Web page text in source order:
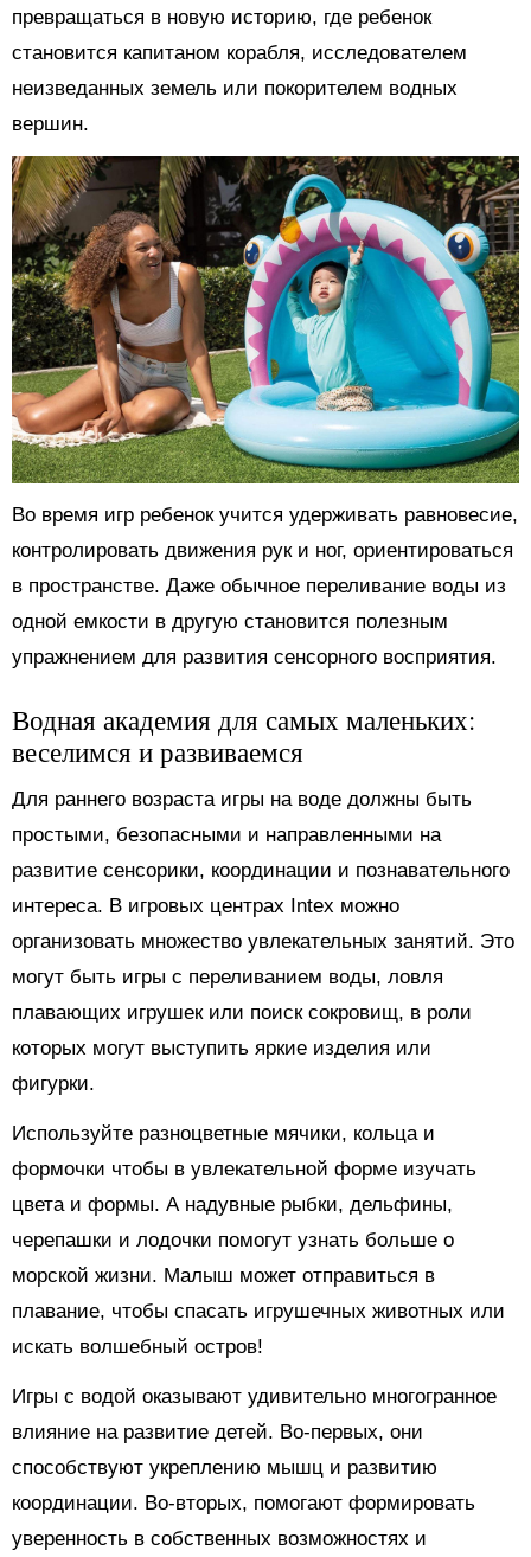
превращаться в новую историю, где ребенок
становится капитаном корабля, исследователем
неизведанных земель или покорителем водных
вершин.
Во время игр ребенок учится удерживать равновесие,
контролировать движения рук и ног, ориентироваться
в пространстве. Даже обычное переливание воды из
одной емкости в другую становится полезным
упражнением для развития сенсорного восприятия.
Водная академия для самых маленьких:
веселимся и развиваемся
Для раннего возраста игры на воде должны быть
простыми, безопасными и направленными на
развитие сенсорики, координации и познавательного
интереса. В игровых центрах Intex можно
организовать множество увлекательных занятий. Это
могут быть игры с переливанием воды, ловля
плавающих игрушек или поиск сокровищ, в роли
которых могут выступить яркие изделия или
фигурки.
Используйте разноцветные мячики, кольца и
формочки чтобы в увлекательной форме изучать
цвета и формы. А надувные рыбки, дельфины,
черепашки и лодочки помогут узнать больше о
морской жизни. Малыш может отправиться в
плавание, чтобы спасать игрушечных животных или
искать волшебный остров!
Игры с водой оказывают удивительно многогранное
влияние на развитие детей. Во-первых, они
способствуют укреплению мышц и развитию
координации. Во-вторых, помогают формировать
уверенность в собственных возможностях и